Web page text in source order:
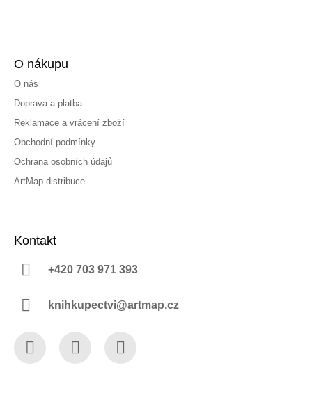
O nákupu
O nás
Doprava a platba
Reklamace a vrácení zboží
Obchodní podmínky
Ochrana osobních údajů
ArtMap distribuce
Kontakt
+420 703 971 393
knihkupectvi@artmap.cz